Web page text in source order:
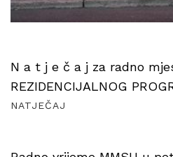
N a t j e č a j za radno
REZIDENCIJALNOG
NATJEČAJ